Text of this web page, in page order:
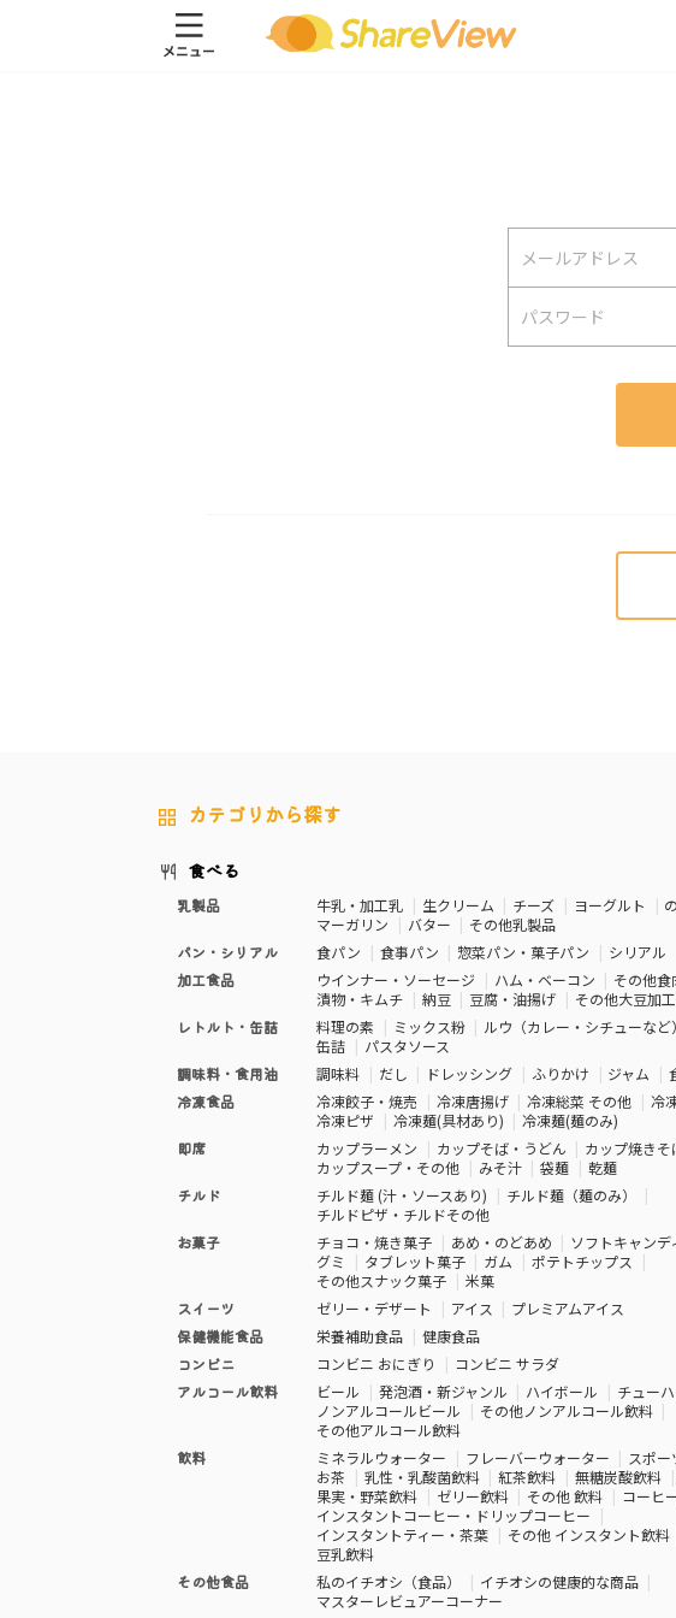
カテゴリから探す
食べる
乳製品 牛乳・加工乳 生クリーム チーズ ヨーグルト
マーガリン
バター
その他乳製品
パン・シリアル
食パン 食事パン 惣菜パン・菓子パン
シリアル
加工食品
ウインナー・ソーセージ ハム・ベーコン
その他
漬物・キムチ
納豆 豆腐・油揚げ
その他大豆加
レトルト・缶詰
料理の素 ミックス粉 ルウ（カレー・シチューなど）
缶詰
パスタソース
調味料・食用油
調味料 だし ドレッシング ふりかけ ジャム
冷凍食品
冷凍餃子・焼売 冷凍唐揚げ 冷凍総菜 その他
冷
冷凍ピザ
冷凍麺(具材あり)
冷凍麺(麺のみ)
即席
カップラーメン カップそば・うどん
カップ焼きそ
カップスープ・その他
みそ汁 袋麺
乾麺
チルド
チルド麺 (汁・ソースあり)
チルド麺（麺のみ）
チルドピザ・チルドその他
お菓子
チョコ・焼き菓子 あめ・のどあめ ソフトキャンデ
グミ
タブレット菓子 ガム
ポテトチップス
その他スナック菓子
米菓
スイーツ
ゼリー・デザート アイス
プレミアムアイス
保健機能食品
栄養補助食品
健康食品
コンビニ
コンビニ おにぎり
コンビニ サラダ
アルコール飲料
ビール 発泡酒・新ジャンル ハイボール
チュー
ノンアルコールビール
その他ノンアルコール飲料
その他アルコール飲料
飲料
ミネラルウォーター フレーバーウォーター
スポ
お茶
乳性・乳酸菌飲料 紅茶飲料 無糖炭酸飲料
果実・野菜飲料
ゼリー飲料 その他 飲料
コーヒ
インスタントコーヒー・ドリップコーヒー
インスタントティー・茶葉
その他 インスタント飲料
豆乳飲料
その他食品
私のイチオシ（食品）
イチオシの健康的な商品
マスターレビュアーコーナー